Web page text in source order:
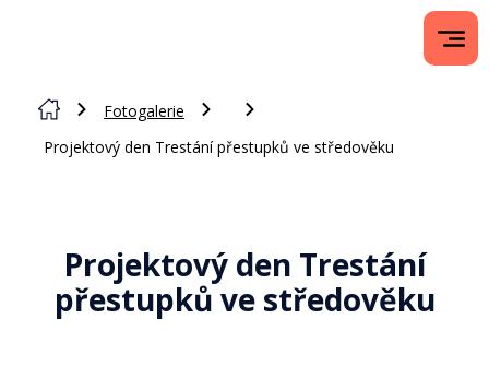
Fotogalerie
Projektový den Trestání přestupků ve středověku
Projektový den Trestání
přestupků ve středověku